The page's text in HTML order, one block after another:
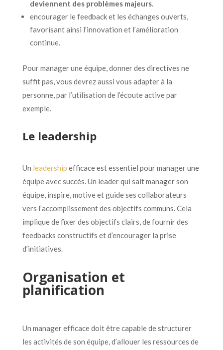
deviennent des problèmes majeurs.
encourager le feedback et les échanges ouverts,
favorisant ainsi l’innovation et l’amélioration
continue.
Pour manager une équipe, donner des directives ne
suffit pas, vous devrez aussi vous adapter à la
personne, par l’utilisation de l’écoute active par
exemple.
Le leadership
Un leadership efficace est essentiel pour manager une
équipe avec succès. Un leader qui sait manager son
équipe, inspire, motive et guide ses collaborateurs
vers l’accomplissement des objectifs communs. Cela
implique de fixer des objectifs clairs, de fournir des
feedbacks constructifs et d’encourager la prise
d’initiatives.
Organisation et
planification
Un manager efficace doit être capable de structurer
les activités de son équipe, d’allouer les ressources de